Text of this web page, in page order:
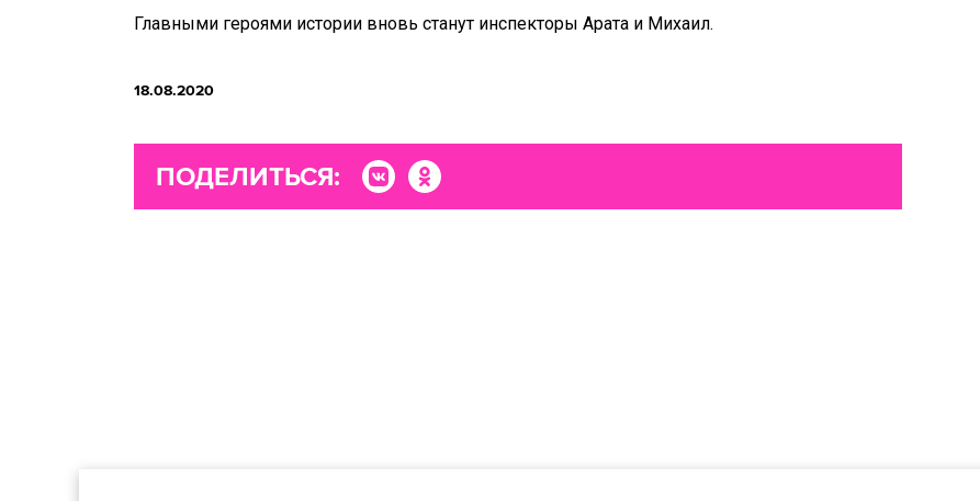
Главными героями истории вновь станут инспекторы Арата и Михаил.
18.08.2020
ПОДЕЛИТЬСЯ: